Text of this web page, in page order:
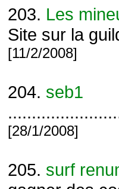
203. Les
Site sur la
[11/2/2008]
204. seb1
[28/1/2008]
205. surf